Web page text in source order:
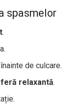
spasmelor
.
de culcare.
relaxantă.